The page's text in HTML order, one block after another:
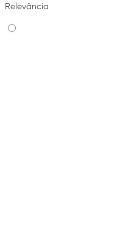
Relevância